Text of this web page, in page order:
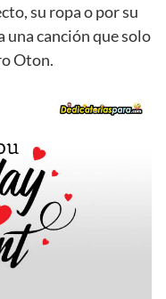
su ropa o por su
una canción que solo
Oton.